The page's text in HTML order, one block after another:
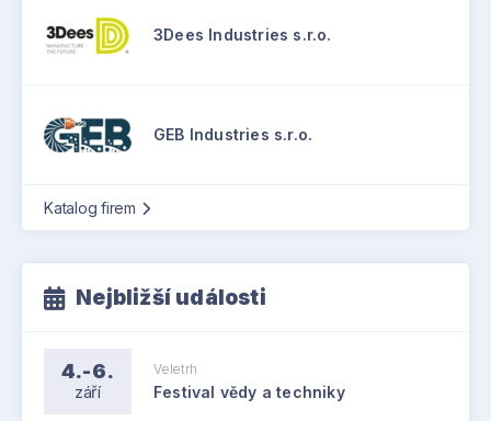
3Dees Industries s.r.o.
GEB Industries s.r.o.
Katalog firem
Nejbližší události
4.-6.
září
Veletrh
Festival vědy a techniky